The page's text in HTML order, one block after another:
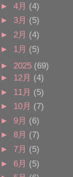
► 4月 (4)
► 3月 (5)
► 2月 (4)
► 1月 (5)
► 2025 (69)
► 12月 (4)
► 11月 (5)
► 10月 (7)
► 9月 (6)
► 8月 (7)
► 7月 (5)
► 6月 (5)